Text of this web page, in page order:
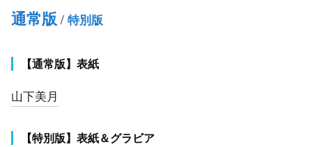
通常版 / 特別版
【通常版】表紙
山下美月
【特別版】表紙＆グラビア